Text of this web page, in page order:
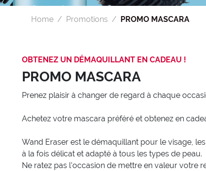
Home Promotions PROMO MASCARA
OBTENEZ UN DÉMAQUILLANT EN CADEAU !
PROMO MASCARA
Prenez plaisir à changer de regard à chaque
Achetez votre mascara préféré et obtenez en
Wand Eraser est le démaquillant pour le visage,
à la fois délicat et adapté à tous les types de peau.
Ne ratez pas l'occasion de mettre en valeur votre